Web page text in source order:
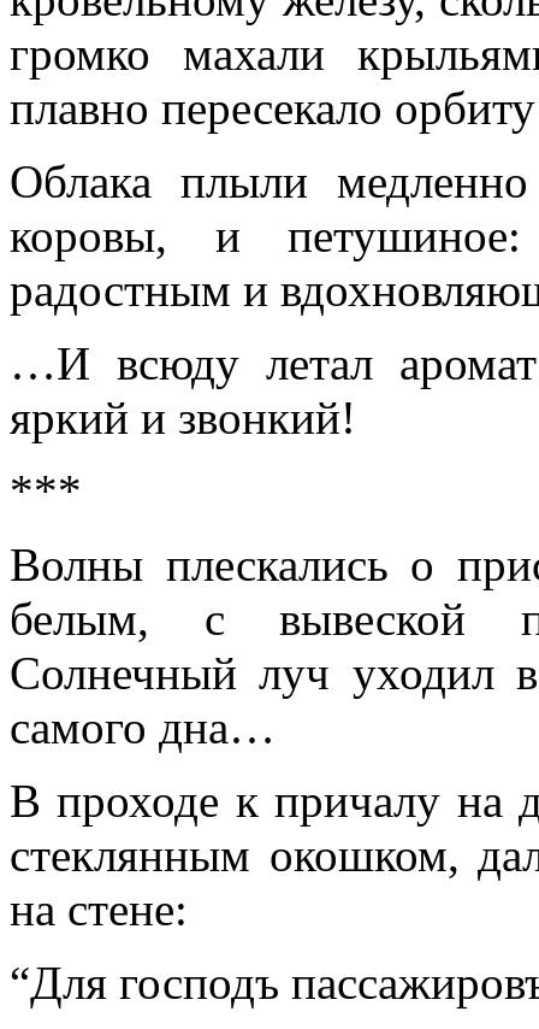
громко махали
плавно пересекало
Облака плыли
коровы, и петушиное:
радостным и
…И всюду летал
яркий и звонкий!
***
Волны плескались о
белым, с вывеской
Солнечный луч уходил
самого дна…
В проходе к причалу на
стеклянным окошком,
на стене:
“Для господъ